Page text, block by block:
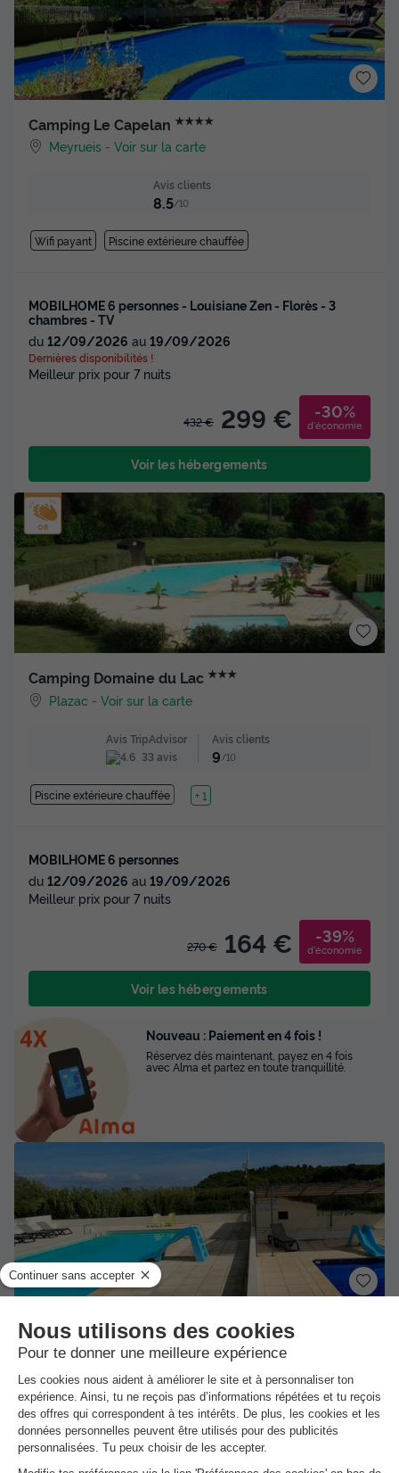
Camping Le Capelan ★★★★
Meyrueis -Voir sur la carte
Avis clients
8.5/10
Wifi payant Piscine extérieure chauffée
MOBILHOME 6 personnes - Louisiane Zen - Florès - 3
chambres - TV
du 12/09/2026 au 19/09/2026
Meilleur prix pour 7 nuits
Dernières disponibilités !
432 € 299 € -30%
d'économie
Voir les hébergements
Camping Domaine du Lac ★★★
Plazac -Voir sur la carte
Avis TripAdvisor
33 avis
Avis clients
9/10
Piscine extérieure chauffée Lac
+ 1
MOBILHOME 6 personnes
du 12/09/2026 au 19/09/2026
Meilleur prix pour 7 nuits
270 € 164 € -39%
d'économie
Voir les hébergements
Camping Tikayan Félix de la Bastide
Saint Mitre Les Remparts -Voir sur la carte
Avis clients
7.6 /10
Wifi payant Bord de mer
+ 1
Nouveau : Paiement en 4 fois !
Réservez dès maintenant, payez en 4 fois
avec Alma et partez en toute tranquillité.